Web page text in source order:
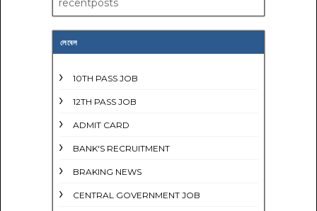
recentposts
লেবেল
10TH PASS JOB
12TH PASS JOB
ADMIT CARD
BANK'S RECRUITMENT
BRAKING NEWS
CENTRAL GOVERNMENT JOB